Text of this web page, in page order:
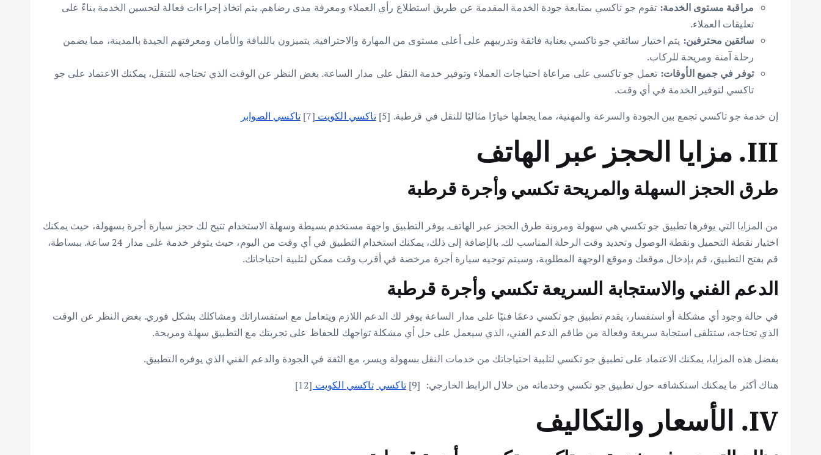
مراقبة مستوى الخدمة: تقوم جو تاكسي بمتابعة جودة الخدمة المقدمة عن طريق استطلاع رأي العملاء ومعرفة مدى رضاهم. يتم اتخاذ إجراءات فعالة لتحسين الخدمة بناءً على
تعليقات العملاء.
سائقين محترفين: يتم اختيار سائقي جو تاكسي بعناية فائقة وتدريبهم على أعلى مستوى من المهارة والاحترافية. يتميزون باللباقة والأمان ومعرفتهم الجيدة بالمدينة، مما يضمن
رحلة آمنة ومريحة للركاب.
توفر في جميع الأوقات: تعمل جو تاكسي على مراعاة احتياجات العملاء وتوفير خدمة النقل على مدار الساعة. بغض النظر عن الوقت الذي تحتاجه للتنقل، يمكنك الاعتماد على جو
تاكسي لتوفير الخدمة في أي وقت.
إن خدمة جو تاكسي تجمع بين الجودة والسرعة والمهنية، مما يجعلها خيارًا مثاليًا للنقل في قرطبة. [5]
تاكسي الكويت [7] تاكسي الصوابر
III. مزايا الحجز عبر الهاتف
طرق الحجز السهلة والمريحة تكسي وأجرة قرطبة
من المزايا التي يوفرها تطبيق جو تكسي هي سهولة ومرونة طرق الحجز عبر الهاتف. يوفر التطبيق واجهة مستخدم بسيطة وسهلة الاستخدام تتيح لك حجز سيارة أجرة بسهولة، حيث يمكنك
اختيار نقطة التحميل ونقطة الوصول وتحديد وقت الرحلة المناسب لك. بالإضافة إلى ذلك، يمكنك استخدام التطبيق في أي وقت من اليوم، حيث يتوفر خدمة على مدار 24 ساعة. ببساطة،
قم بفتح التطبيق، قم بإدخال موقعك وموقع الوجهة المطلوبة، وسيتم توجيه سيارة أجرة مرخصة في أقرب وقت ممكن لتلبية احتياجاتك.
الدعم الفني والاستجابة السريعة تكسي وأجرة قرطبة
في حالة وجود أي مشكلة أو استفسار، يقدم تطبيق جو تكسي دعمًا فنيًا على مدار الساعة يوفر لك الدعم اللازم ويتعامل مع استفساراتك ومشاكلك بشكل فوري. بغض النظر عن الوقت
الذي تحتاجه، ستتلقى استجابة سريعة وفعالة من طاقم الدعم الفني، الذي سيعمل على حل أي مشكلة تواجهك للحفاظ على تجربتك مع التطبيق سهلة ومريحة.
بفضل هذه المزايا، يمكنك الاعتماد على تطبيق جو تكسي لتلبية احتياجاتك من خدمات النقل بسهولة ويسر، مع الثقة في الجودة والدعم الفني الذي يوفره التطبيق.
هناك أكثر ما يمكنك استكشافه حول تطبيق جو تكسي وخدماته من خلال الرابط الخارجي: [9]
تاكسي تاكسي الكويت [12]
IV. الأسعار والتكاليف